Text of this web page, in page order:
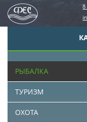
8
РЫБАЛКА
ТУРИЗМ
ОХОТА